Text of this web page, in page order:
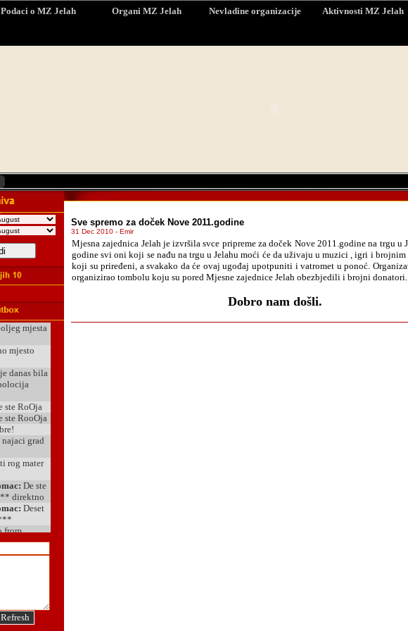
Podaci o MZ Jelah Organi MZ Jelah Nevladine organizacije Aktivnosti MZ Jelah
Sve spremo za doček Nove 2011.godine
31 Dec 2010 - Emir
Mjesna zajednica Jelah je izvršila svce pripreme za doček Nove 2011.godine na trgu u
godine svi oni koji se nađu na trgu u Jelahu moći će da uživaju u muzici , igri i brojnim
koji su priređeni, a svakako da će ovaj ugođaj upotpuniti i vatromet u ponoć.
organizirao tombolu koju su pored Mjesne zajednice Jelah obezbjedili i brojni donatori.
Dobro nam došli.